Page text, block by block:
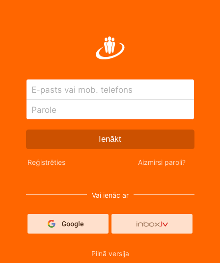
E-pasts vai mob. telefons
Parole
Ienākt
Reģistrēties Aizmirsi paroli?
Vai ienāc ar
Pilnā versija